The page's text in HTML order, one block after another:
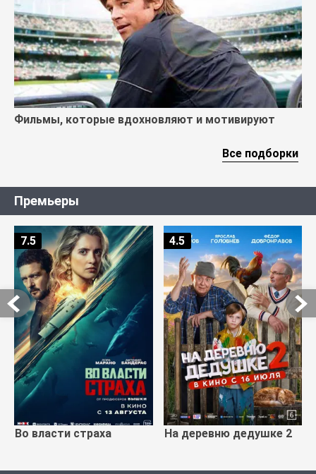
Фильмы, которые вдохновляют и мотивируют
Все подборки
Премьеры
Во власти страха
7.5
На деревню дедушке 2
4.5